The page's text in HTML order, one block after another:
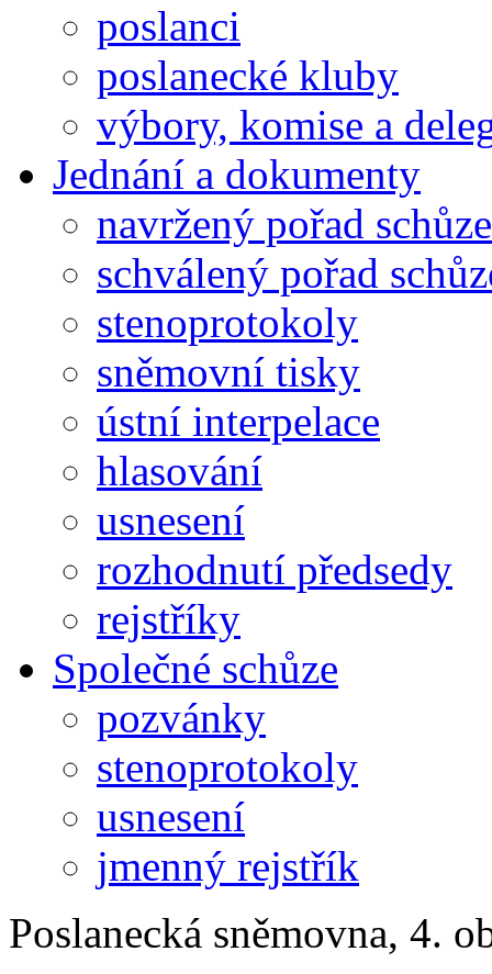
poslanci
poslanecké kluby
výbory, komise a
Jednání a dokumenty
navržený pořad schůze
schválený pořad
stenoprotokoly
sněmovní tisky
ústní interpelace
hlasování
usnesení
rozhodnutí předsedy
rejstříky
Společné schůze
pozvánky
stenoprotokoly
usnesení
jmenný rejstřík
Poslanecká sněmovna, 4.